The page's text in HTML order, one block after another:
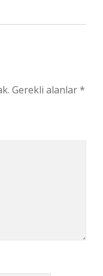
Gerekli alanlar*